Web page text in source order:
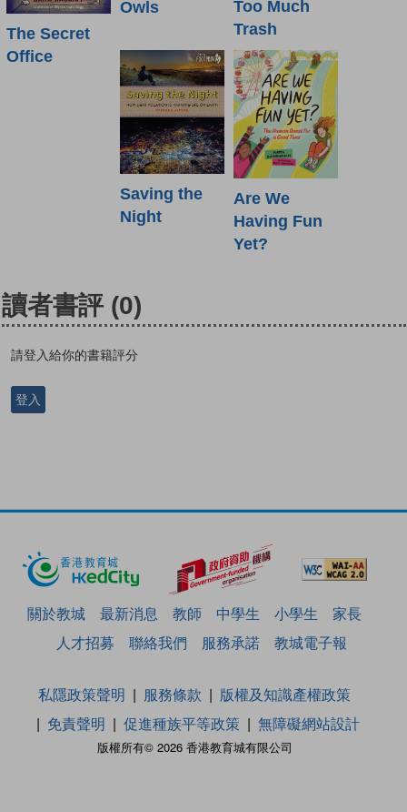
The Secret
Office
Owls
Too Much
Trash
Saving the
Night
Are We
Having Fun
Yet?
讀者書評 (0)
請登入給你的書籍評分
登入
關於教城 最新消息 教師 中學生 小學生
家長
人才招募
聯絡我們 服務承諾 教城電子報
版權所有© 2026 香港教育城有限公司
私隱政策聲明 服務條款
版權及知識產權政策
免責聲明
促進種族平等政策 無障礙網站設計